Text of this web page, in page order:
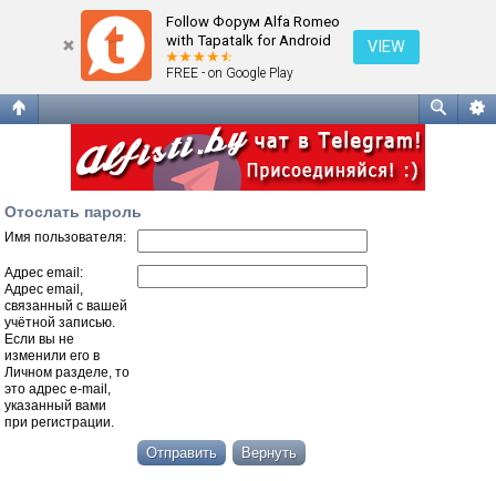
Follow Форум Alfa Romeo
with Tapatalk for Android
FREE - on Google Play
VIEW
Отослать пароль
Отослать пароль
Имя пользователя:
Адрес email:
Адрес email,
связанный с вашей
учётной записью.
Если вы не
изменили его в
Личном разделе, то
это адрес e-mail,
указанный вами
при регистрации.